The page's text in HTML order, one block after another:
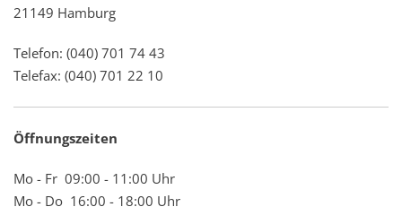
21149 Hamburg
Telefon: (040) 701 74 43
Telefax: (040) 701 22 10
Öffnungszeiten
Mo - Fr 09:00 - 11:00 Uhr
Mo - Do 16:00 - 18:00 Uhr